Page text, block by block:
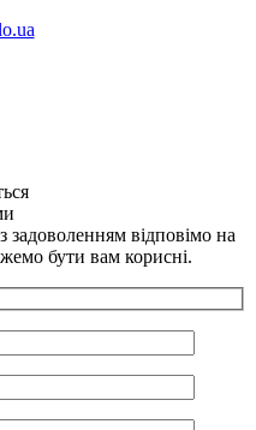
відповімо на
бути вам корисні.